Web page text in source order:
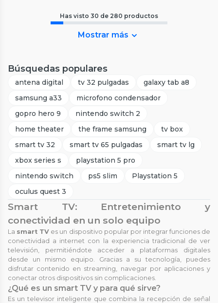
Has visto 30 de 280 productos
Mostrar más
Búsquedas populares
antena digital tv 32 pulgadas
galaxy tab a8
samsung a33
microfono condensador
gopro hero 9
nintendo switch 2
home theater
the frame samsung
tv box
smart tv 32
smart tv 65 pulgadas
smart tv lg
xbox series s
playstation 5 pro
nintendo switch
ps5 slim
Playstation 5
oculus quest 3
Smart TV: Entretenimiento y
conectividad en un solo equipo
La smart TV es un dispositivo popular por integrar funciones de
conectividad a internet con la experiencia tradicional de ver
televisión, permitiéndote acceder a plataformas digitales
desde un mismo equipo. Gracias a su tecnología, puedes
disfrutar contenido en streaming, navegar por aplicaciones y
conectar otros dispositivos sin complicaciones.
¿Qué es un smart TV y para qué sirve?
Es un televisor inteligente que combina la recepción de señal